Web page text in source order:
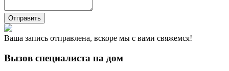
Отправить
Ваша запись отправлена, вскоре мы с вами свяжемся!
Вызов специалиста на дом